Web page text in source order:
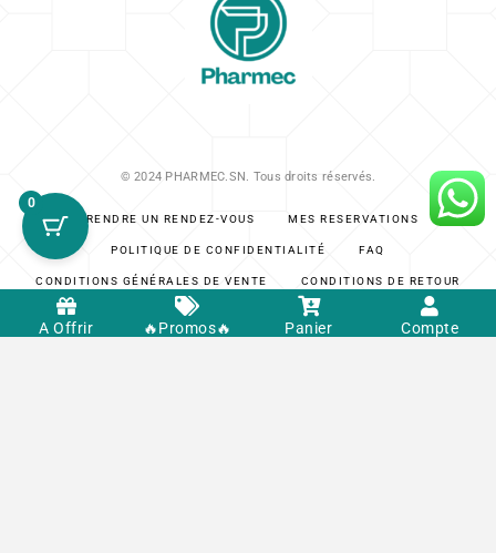
© 2024 PHARMEC.SN. Tous droits réservés.
PRENDRE UN RENDEZ-VOUS MES RÉSERVATIONS
POLITIQUE DE CONFIDENTIALITÉ FAQ
CONDITIONS GÉNÉRALES DE VENTE CONDITIONS DE RETOUR
0
A Offrir 🔥Promos🔥 Panier Compte